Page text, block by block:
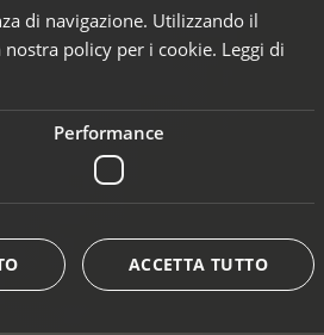
ENGLISH
di navigazione. Utilizzando il
policy per i cookie. Leggi di
Performance
ACCETTA TUTTO